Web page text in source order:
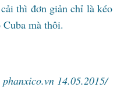
thì đơn giản chỉ là kéo
mà thôi.
14.05.2015/